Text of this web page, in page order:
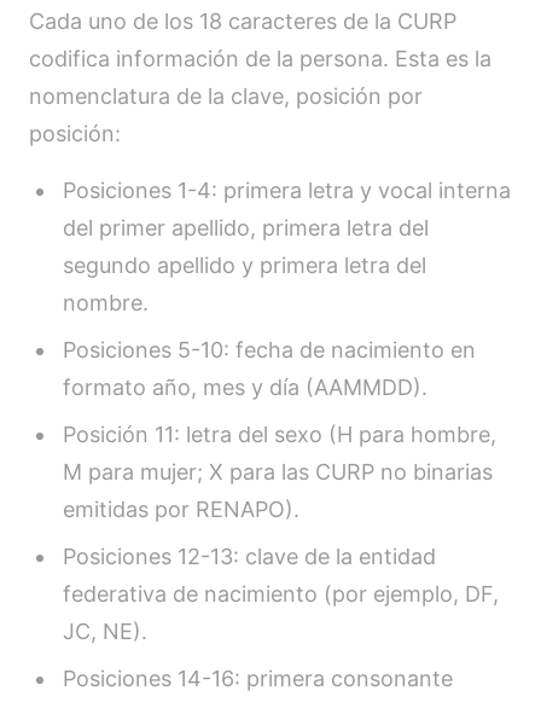
Cada uno de los 18 caracteres de la CURP
codifica información de la persona. Esta es la
nomenclatura de la clave, posición por
posición:
Posiciones 1-4: primera letra y vocal interna
del primer apellido, primera letra del
segundo apellido y primera letra del
nombre.
Posiciones 5-10: fecha de nacimiento en
formato año, mes y día (AAMMDD).
Posición 11: letra del sexo (H para hombre,
M para mujer; X para las CURP no binarias
emitidas por RENAPO).
Posiciones 12-13: clave de la entidad
federativa de nacimiento (por ejemplo, DF,
JC, NE).
Posiciones 14-16: primera consonante